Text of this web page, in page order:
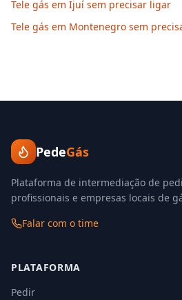
Tele gás em Ijuí sem precisar ligar
Tele gás em Montenegro sem
PedeGás
Plataforma de intermediação de
profissionais e empresas locais de
Falar com o time
PLATAFORMA
Pedir